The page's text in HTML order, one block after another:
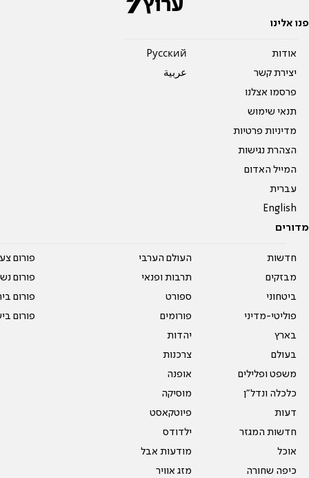
פנו אלינו
אודות
יצירת קשר
פרסמו אצלנו
תנאי שימוש
מדיניות פרטיות
הצהרת נגישות
המייל האדום
עברית
English
Pусский
عربية
מדורים
חדשות
מבזקים
ביטחוני
פוליטי-מדיני
בארץ
בעולם
משפט ופלילים
כלכלה ונדל"ן
דעות
חדשות המגזר
אוכל
כיפה שחורה
העולם הערבי
תרבות ופנאי
ספורט
פורומים
יהדות
צרכנות
אופנה
מוסיקה
פיוטקאסט
ילדודס
מודעות אבל
מזג אוויר
פורום
פורום
פורום
פורום